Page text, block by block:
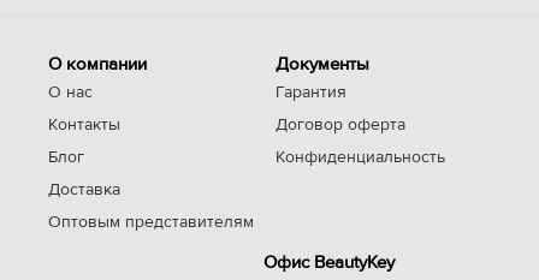
О компании
О нас
Контакты
Блог
Доставка
Оптовым представителям
Документы
Гарантия
Договор оферта
Конфиденциальность
Офис BeautyKey